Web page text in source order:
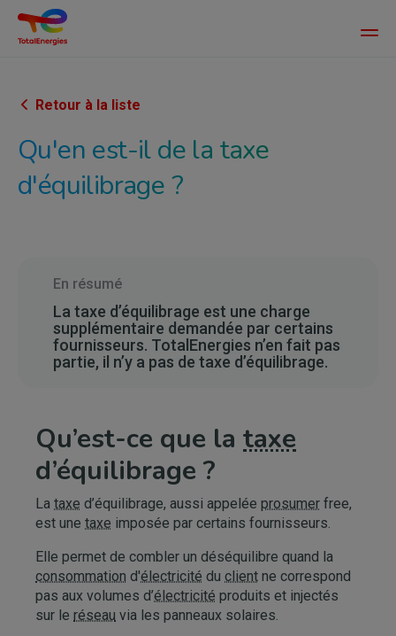
contenu
Main
Retour à la liste
Qu'en est-il de la taxe
d'équilibrage ?
En résumé
La taxe d’équilibrage est une charge
supplémentaire demandée par certains
fournisseurs. TotalEnergies n’en fait pas
partie, il n’y a pas de taxe d’équilibrage.
Qu’est-ce que la taxe
d’équilibrage ?
La taxe d’équilibrage, aussi appelée prosumer free,
est une taxe imposée par certains fournisseurs.
Elle permet de combler un déséquilibre quand la
consommation d'électricité du client ne correspond
pas aux volumes d’électricité produits et injectés
sur le réseau via les panneaux solaires.